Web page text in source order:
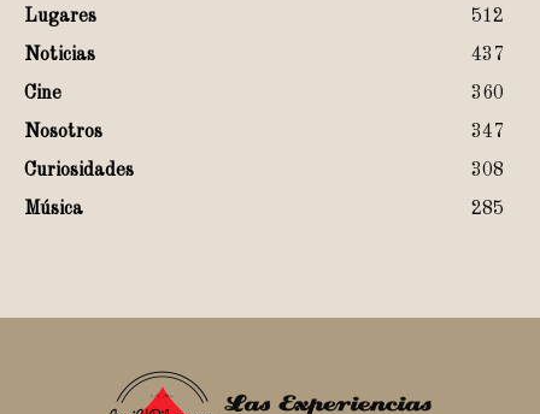
Lugares
512
Noticias
437
Cine
360
Nosotros
347
Curiosidades
308
Música
285